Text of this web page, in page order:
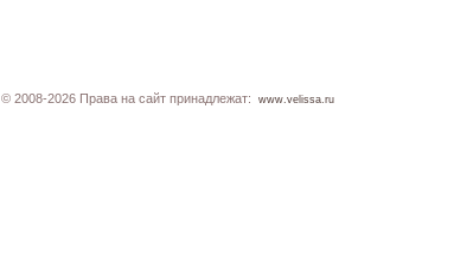
© 2008-2026 Права на сайт принадлежат: www.velissa.ru